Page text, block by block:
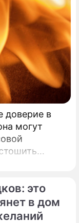
доверие в
могут
ясновидящая
всех, кто
к своим
это
в дом